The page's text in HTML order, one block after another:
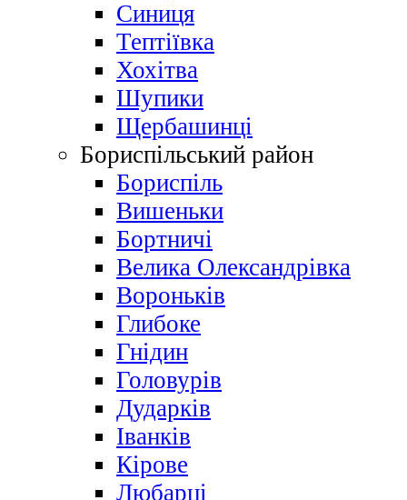
Синиця
Тептіївка
Хохітва
Шупики
Щербашинці
Бориспільський район
Бориспіль
Вишеньки
Бортничі
Велика Олександрівка
Вороньків
Глибоке
Гнідин
Головурів
Дударків
Іванків
Кірове
Любарці